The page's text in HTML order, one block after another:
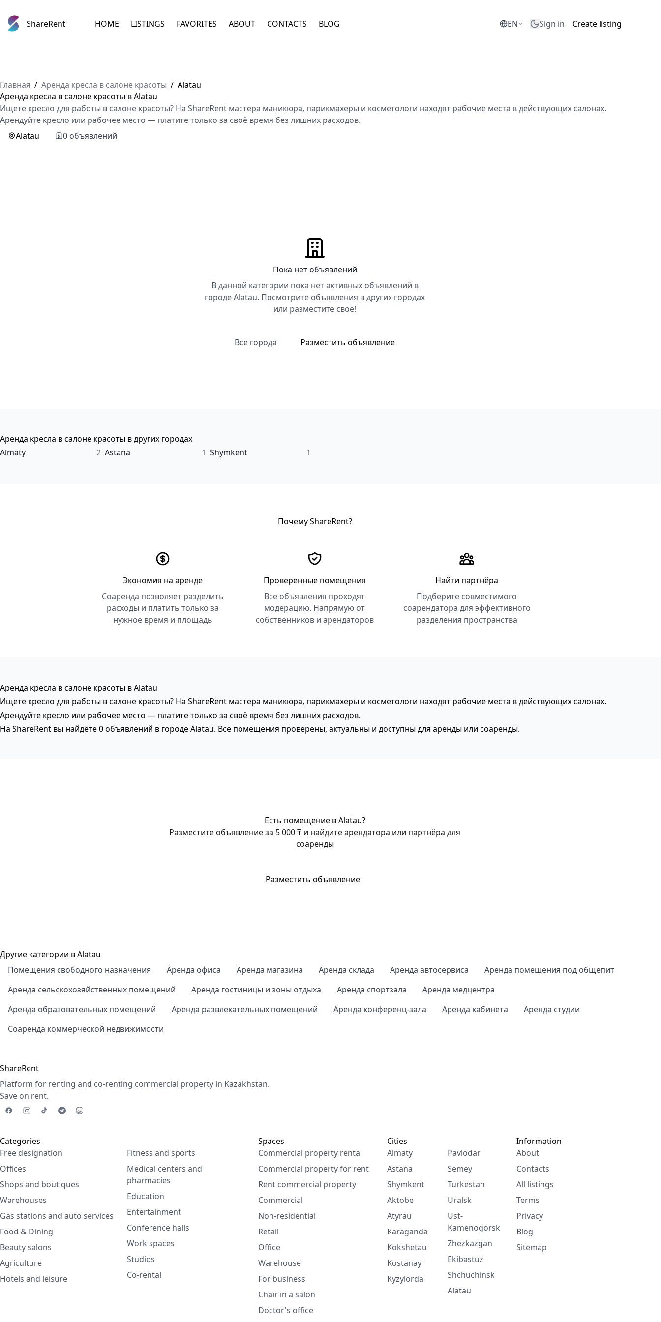
ShareRent HOME LISTINGS FAVORITES ABOUT CONTACTS BLOG EN Sign in Create listing
Главная / Аренда кресла в салоне красоты / Alatau
Аренда кресла в салоне красоты в Alatau
Ищете кресло для работы в салоне красоты? На ShareRent мастера маникюра, парикмахеры и косметологи находят рабочие места в действующих салонах.
Арендуйте кресло или рабочее место — платите только за своё время без лишних расходов.
Alatau
0 объявлений
Пока нет объявлений
В данной категории пока нет активных объявлений в
городе Alatau. Посмотрите объявления в других городах
или разместите своё!
Все города Разместить объявление
Аренда кресла в салоне красоты в других городах
Almaty
2 Astana 1 Shymkent 1
Почему ShareRent?
Экономия на аренде
Соаренда позволяет разделить
расходы и платить только за
нужное время и площадь
Проверенные помещения
Все объявления проходят
модерацию. Напрямую от
собственников и арендаторов
Найти партнёра
Подберите совместимого
соарендатора для эффективного
разделения пространства
Аренда кресла в салоне красоты в Alatau
Ищете кресло для работы в салоне красоты? На ShareRent мастера маникюра, парикмахеры и косметологи находят рабочие места в действующих салонах.
Арендуйте кресло или рабочее место — платите только за своё время без лишних расходов.
На ShareRent вы найдёте 0 объявлений в городе Alatau. Все помещения проверены, актуальны и доступны для аренды или соаренды.
Есть помещение в Alatau?
Разместите объявление за 5 000 ₸ и найдите арендатора или партнёра для
соаренды
Разместить объявление
Другие категории в Alatau
Помещения свободного назначения
Аренда офиса Аренда магазина Аренда склада Аренда автосервиса
Аренда помещения под общепит
Аренда сельскохозяйственных помещений
Аренда гостиницы и зоны отдыха Аренда спортзала
Аренда медцентра
Аренда образовательных помещений
Аренда развлекательных помещений Аренда конференц-зала Аренда кабинета
Аренда студии
Соаренда коммерческой недвижимости
ShareRent
Platform for renting and co-renting commercial property in Kazakhstan.
Save on rent.
Categories
Free designation
Offices
Shops and boutiques
Warehouses
Gas stations and auto services
Food & Dining
Beauty salons
Agriculture
Hotels and leisure
Fitness and sports
Medical centers and
pharmacies
Education
Entertainment
Conference halls
Work spaces
Studios
Co-rental
Spaces
Commercial property rental
Commercial property for rent
Rent commercial property
Commercial
Non-residential
Retail
Office
Warehouse
For business
Chair in a salon
Doctor's office
Cities
Almaty
Astana
Shymkent
Aktobe
Atyrau
Karaganda
Kokshetau
Kostanay
Kyzylorda
Pavlodar
Semey
Turkestan
Uralsk
Ust-
Kamenogorsk
Zhezkazgan
Ekibastuz
Shchuchinsk
Alatau
Information
About
Contacts
All listings
Terms
Privacy
Blog
Sitemap